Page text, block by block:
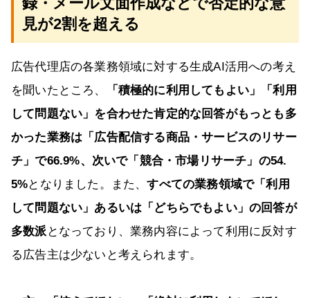
見が2割を超える
広告代理店の各業務領域に対する生成AI活用への考え
を聞いたところ、
「積極的に利用してもよい」「利用
して問題ない」を合わせた肯定的な回答がもっとも多
かった業務は「広告配信する商品・サービスのリサー
チ」で66.9%、次いで「競合・市場リサーチ」の54.
5%となりました。また、すべての業務領域で「利用
して問題ない」あるいは「どちらでもよい」の回答が
多数派 となっており、業務内容によって利用に反対す
る広告主は少ないと考えられます。